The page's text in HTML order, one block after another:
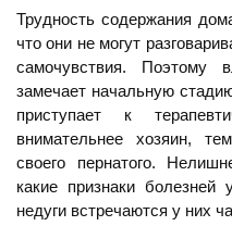
Трудность содержания
что они не могут
самочувствия. Поэтому
замечает начальную
приступает к
внимательнее хозяин,
своего пернатого.
какие признаки
недуги встречаются у них